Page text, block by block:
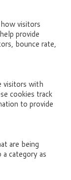
visitors
provide
bounce rate,
visitors with
cookies track
to provide
are being
category as